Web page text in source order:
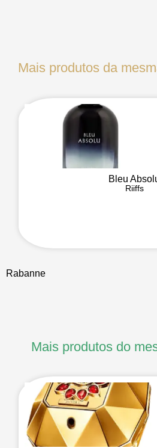
Mais produtos da
Bleu
Riiffs
Rabanne
Mais produtos do